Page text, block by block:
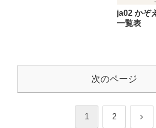
ja02 かぞ
一覧表
次のページ
1 2 次